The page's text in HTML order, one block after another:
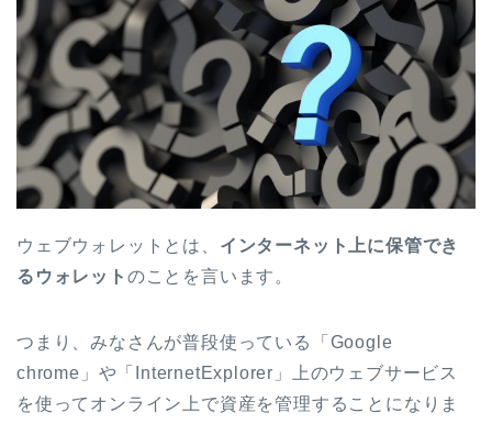
ウェブウォレットとは、 インターネット上に保管でき
るウォレット のことを言います。
つまり、みなさんが普段使っている「Google
chrome」や「InternetExplorer」上のウェブサービス
を使ってオンライン上で資産を管理することになりま